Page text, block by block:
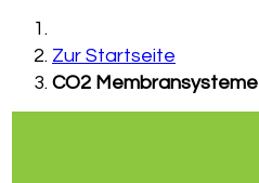
Zur Startseite
CO2 Membransysteme